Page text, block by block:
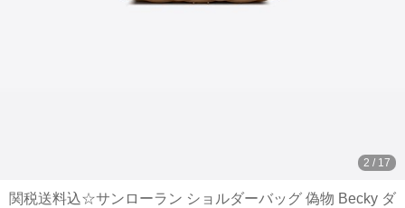
3 / 17
関税送料込☆サンローラン ショルダーバッグ 偽物 Becky ダ